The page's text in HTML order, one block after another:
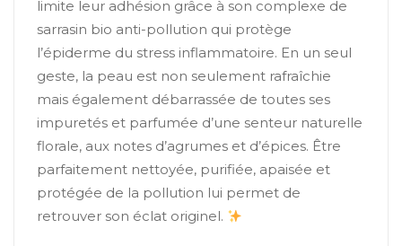
limite leur adhésion grâce à son complexe de
sarrasin bio anti-pollution qui protège
l’épiderme du stress inflammatoire. En un seul
geste, la peau est non seulement rafraîchie
mais également débarrassée de toutes ses
impuretés et parfumée d’une senteur naturelle
florale, aux notes d’agrumes et d’épices. Être
parfaitement nettoyée, purifiée, apaisée et
protégée de la pollution lui permet de
retrouver son éclat originel.